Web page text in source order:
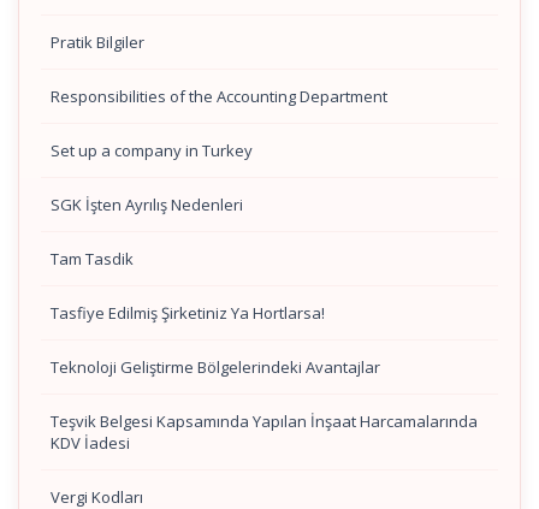
Pratik Bilgiler
Responsibilities of the Accounting Department
Set up a company in Turkey
SGK İşten Ayrılış Nedenleri
Tam Tasdik
Tasfiye Edilmiş Şirketiniz Ya Hortlarsa!
Teknoloji Geliştirme Bölgelerindeki Avantajlar
Teşvik Belgesi Kapsamında Yapılan İnşaat Harcamalarında
KDV İadesi
Vergi Kodları